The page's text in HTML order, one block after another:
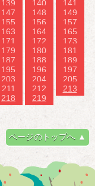
139 140
141
147 148
149
155 156
157
163 164
165
171 172
173
179 180
181
187 188
189
195 196
197
203 204
205
211 212
213
218
219
ページのトップへ ▲